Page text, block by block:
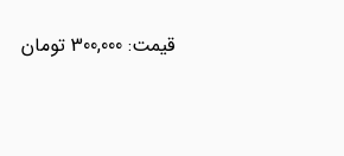
300,000